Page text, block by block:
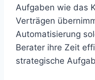
Aufgaben wie das
Verträgen
Automatisierung
Berater ihre Zeit
strategische